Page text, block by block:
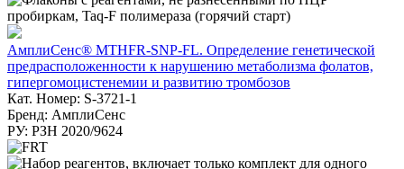
АмплиСенс® MTHFR-SNP-FL. Определение генетической
предрасположенности к нарушению метаболизма фолатов,
гипергомоцистенемии и развитию тромбозов
Кат. Номер: S-3721-1
Бренд: АмплиСенс
РУ: РЗН 2020/9624